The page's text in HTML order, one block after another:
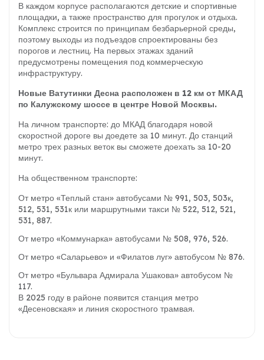
В каждом корпусе располагаются детские и спортивные
площадки, а также пространство для прогулок и отдыха.
Комплекс строится по принципам безбарьерной среды,
поэтому выходы из подъездов спроектированы без
порогов и лестниц. На первых этажах зданий
предусмотрены помещения под коммерческую
инфраструктуру.
Новые Ватутинки Десна расположен в 12 км от МКАД
по Калужскому шоссе в центре Новой Москвы.
На личном транспорте: до МКАД благодаря новой
скоростной дороге вы доедете за 10 минут. До станций
метро трех разных веток вы сможете доехать за 10-20
минут.
На общественном транспорте:
От метро «Теплый стан» автобусами № 991, 503, 503к,
512, 531, 531к или маршрутными такси № 522, 512, 521,
531, 887.
От метро «Коммунарка» автобусами № 508, 976, 526.
От метро «Саларьево» и «Филатов луг» автобусом № 876.
От метро «Бульвара Адмирала Ушакова» автобусом №
117.
В 2025 году в районе появится станция метро
«Десеновская» и линия скоростного трамвая.